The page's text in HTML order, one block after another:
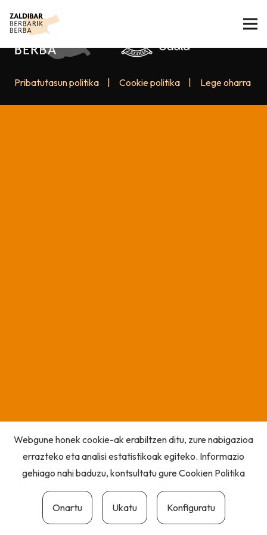
Pribatutasun politika Cookie politika Lege oharra
Webgune honek cookie-ak erabiltzen ditu, zure nabigazioa
errazteko eta analisi estatistikoak egiteko. Informazio
gehiago nahi baduzu, kontsultatu gureCookien Politika
Onartu Ukatu Konfiguratu